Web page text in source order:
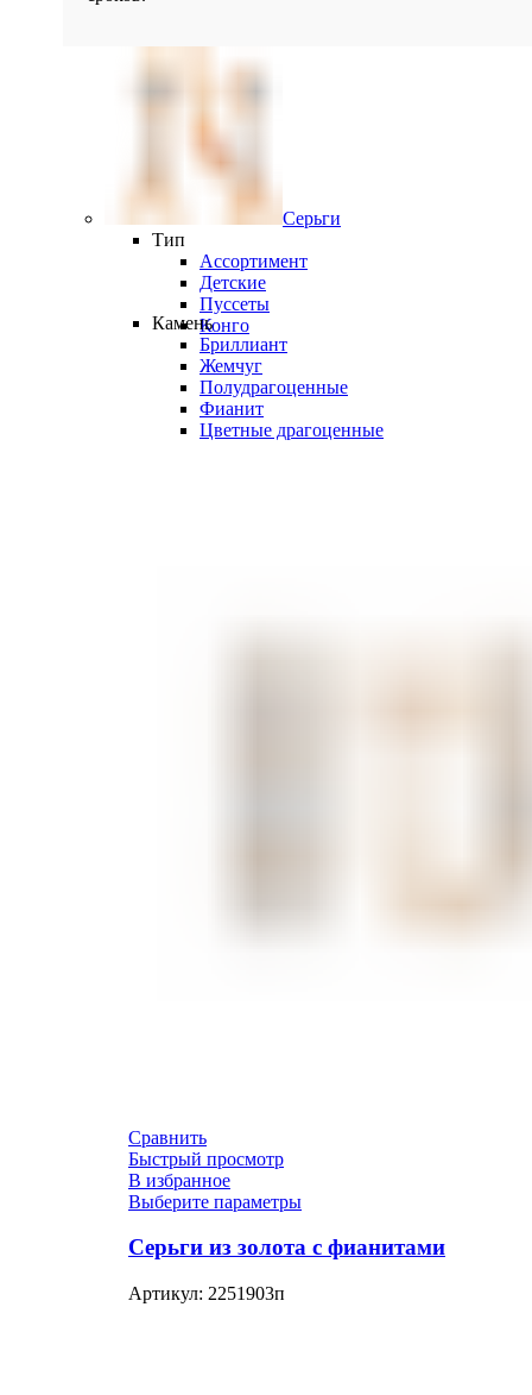
Серьги
Тип
Ассортимент
Детские
Пуссеты
Конго
Камень
Бриллиант
Жемчуг
Полудрагоценные
Фианит
Цветные драгоценные
Сравнить
Быстрый просмотр
В избранное
Выберите параметры
Серьги из золота с фианитами
Артикул: 2251903п